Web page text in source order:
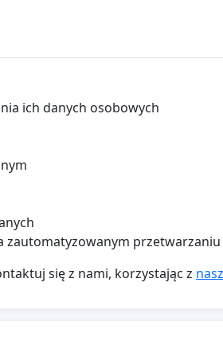
ich danych osobowych
zautomatyzowanym przetwarzaniu
się z nami, korzystając z